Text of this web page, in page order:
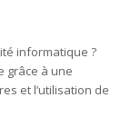
informatique ?
grâce à une
et l’utilisation de